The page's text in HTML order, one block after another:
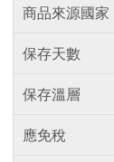
商品來源國家
保存天數
保存溫層
應免稅